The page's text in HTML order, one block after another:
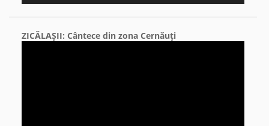
ZICĂLAŞII: Cântece din zona Cernăuţi